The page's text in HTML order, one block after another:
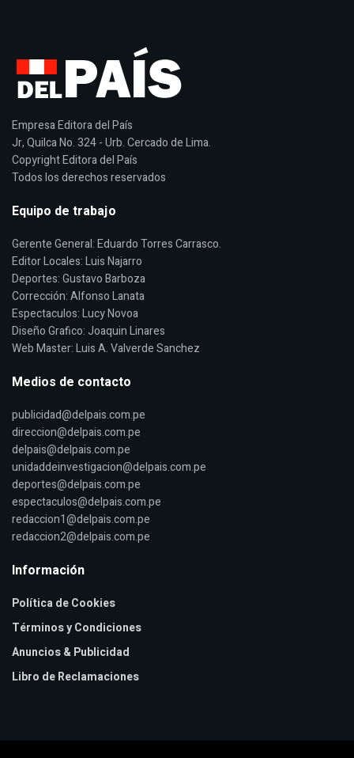
Empresa Editora del País
Jr, Quilca No. 324 - Urb. Cercado de Lima.
Copyright Editora del País
Todos los derechos reservados
Equipo de trabajo
Gerente General: Eduardo Torres Carrasco.
Editor Locales: Luis Najarro
Deportes: Gustavo Barboza
Corrección: Alfonso Lanata
Espectaculos: Lucy Novoa
Diseño Grafico: Joaquin Linares
Web Master: Luis A. Valverde Sanchez
Medios de contacto
publicidad@delpais.com.pe
direccion@delpais.com.pe
delpais@delpais.com.pe
unidaddeinvestigacion@delpais.com.pe
deportes@delpais.com.pe
espectaculos@delpais.com.pe
redaccion1@delpais.com.pe
redaccion2@delpais.com.pe
Información
Política de Cookies
Términos y Condiciones
Anuncios & Publicidad
Libro de Reclamaciones